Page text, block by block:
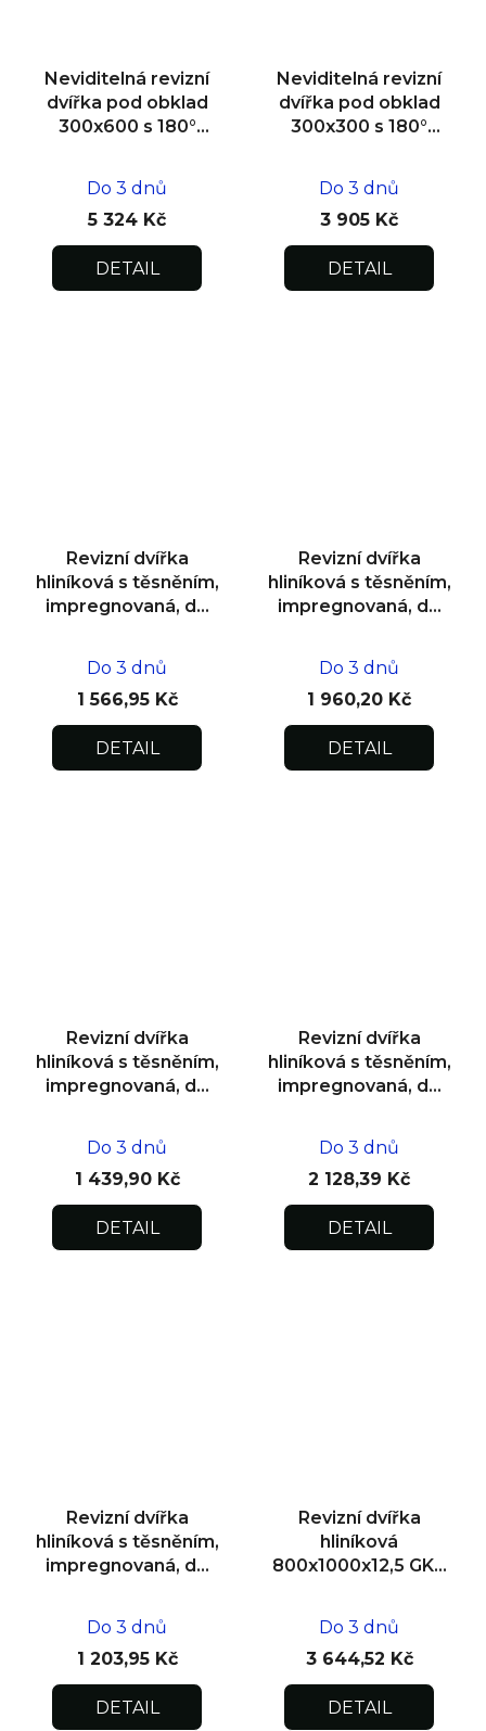
Neviditelná revizní
dvířka pod obklad
300x600 s 180°
Do 3 dnů
5 324 Kč
DETAIL
Neviditelná revizní
dvířka pod obklad
300x300 s 180°
Do 3 dnů
3 905 Kč
DETAIL
Revizní dvířka
hliníková s těsněním,
impregnovaná, do
Do 3 dnů
1 566,95 Kč
DETAIL
Revizní dvířka
hliníková s těsněním,
impregnovaná, do
Do 3 dnů
1 960,20 Kč
DETAIL
Revizní dvířka
hliníková s těsněním,
impregnovaná, do
Do 3 dnů
1 439,90 Kč
DETAIL
Revizní dvířka
hliníková s těsněním,
impregnovaná, do
Do 3 dnů
2 128,39 Kč
DETAIL
Revizní dvířka
hliníková s těsněním,
impregnovaná, do
Do 3 dnů
1 203,95 Kč
DETAIL
Revizní dvířka
hliníková
800x1000x12,5 GKB
Do 3 dnů
3 644,52 Kč
DETAIL